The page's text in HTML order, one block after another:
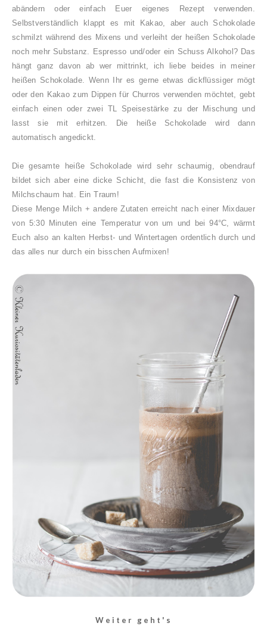
abändern oder einfach Euer eigenes Rezept verwenden.
Selbstverständlich klappt es mit Kakao, aber auch Schokolade
schmilzt während des Mixens und verleiht der heißen Schokolade
noch mehr Substanz. Espresso und/oder ein Schuss Alkohol? Das
hängt ganz davon ab wer mittrinkt, ich liebe beides in meiner
heißen Schokolade. Wenn Ihr es gerne etwas dickflüssiger mögt
oder den Kakao zum Dippen für Churros verwenden möchtet, gebt
einfach einen oder zwei TL Speisestärke zu der Mischung und
lasst sie mit erhitzen. Die heiße Schokolade wird dann
automatisch angedickt.
Die gesamte heiße Schokolade wird sehr schaumig, obendrauf
bildet sich aber eine dicke Schicht, die fast die Konsistenz von
Milchschaum hat. Ein Traum!
Diese Menge Milch + andere Zutaten erreicht nach einer Mixdauer
von 5:30 Minuten eine Temperatur von um und bei 94°C, wärmt
Euch also an kalten Herbst- und Wintertagen ordentlich durch und
das alles nur durch ein bisschen Aufmixen!
Weiter geht's